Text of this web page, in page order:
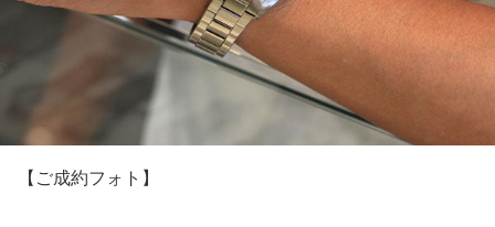
【ご成約フォト】